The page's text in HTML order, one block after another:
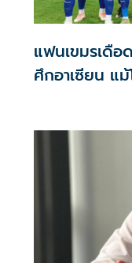
แฟนเขมรเดือ
ศึกอาเซียน แ